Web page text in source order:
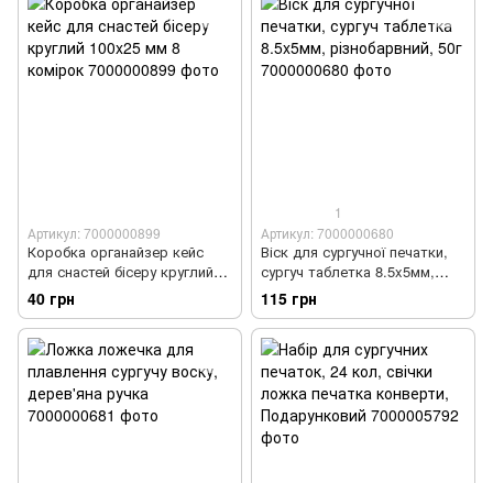
Артикул: 7000000899
Коробка органайзер кейс
для снастей бісеру круглий
100x25 мм 8 комірок
40 грн
1
Артикул: 7000000680
Віск для сургучної печатки,
сургуч таблетка 8.5x5мм,
різнобарвний, 50г
115 грн